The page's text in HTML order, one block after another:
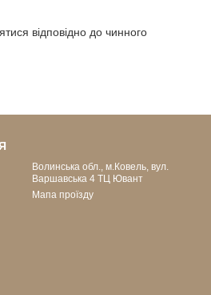
відповідно до чинного
Волинська обл., м.Ковель, вул.
Варшавська 4 ТЦ Ювант
Мапа проїзду